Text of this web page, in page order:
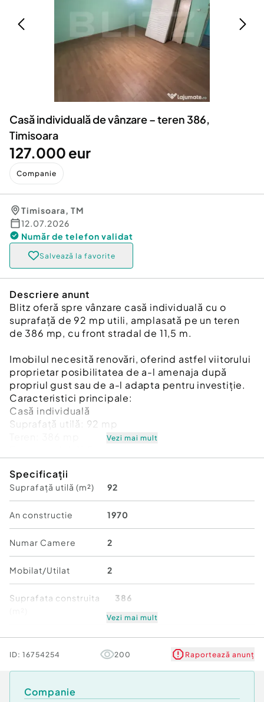
Servicii
Animale de companie
Afaceri și echipamente profesionale
Inchiriere Bunuri si Vehicule
Utilaje agricole si industriale
Piese auto si accesorii
Dacia Duster
Casă individuală de vânzare – teren 386,
Timisoara
127.000 eur
Companie
Timisoara, TM
12.07.2026
Număr de telefon validat
Salvează la favorite
Descriere anunt
Blitz oferă spre vânzare casă individuală cu o
suprafață de 92 mp utili, amplasată pe un teren
de 386 mp, cu front stradal de 11,5 m.
Imobilul necesită renovări, oferind astfel viitorului
proprietar posibilitatea de a-l amenaja după
propriul gust sau de a-l adapta pentru investiție.
Caracteristici principale:
Casă individuală
Suprafață utilă: 92 mp
Necesită renovare
Curte proprie
Proprietatea este potrivită atât pentru locuință,
cât și pentru investiție.
Cod ofertă / ID BLITZ: P164808
Id intern: P164808
Număr Băi:1
Curent
Apă
Vezi mai mult
Specificații
Suprafață utilă (m²) 92
An constructie 1970
Numar Camere 2
Mobilat/Utilat 2
Suprafata construita
386
Stare De renovat
Vezi mai mult
ID: 16754254 200 Raportează anunț
Companie